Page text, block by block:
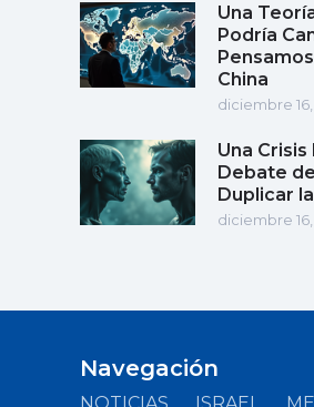
Una
Podría
China
diciembre
Una
Debate
Duplicar
diciembre
Navegación
NOTICIAS ISRAEL